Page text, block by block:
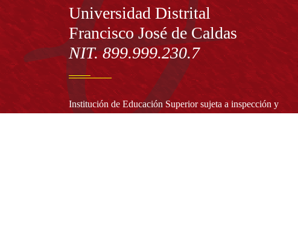
Información
Universidad Distrital
Francisco José de Caldas
NIT. 899.999.230.7
Institución de Educación Superior sujeta a inspección y